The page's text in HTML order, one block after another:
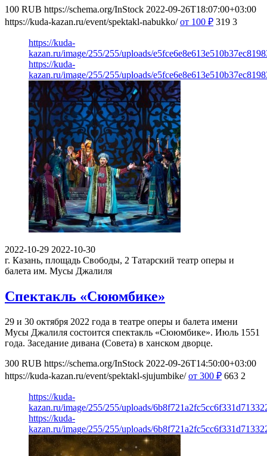
100 RUB https://schema.org/InStock 2022-09-26T18:07:00+03:00
https://kuda-kazan.ru/event/spektakl-nabukko/ от 100 ₽ 319 3
https://kuda-
kazan.ru/image/255/255/uploads/
https://kuda-
kazan.ru/image/255/255/uploads/
2022-10-29 2022-10-30
г. Казань, площадь Свободы, 2 Татарский театр оперы и
балета им. Мусы Джалиля
Спектакль «Сююмбике»
29 и 30 октября 2022 года в театре оперы и балета имени
Мусы Джалиля состоится спектакль «Сююмбике». Июль 1551
года. Заседание дивана (Совета) в ханском дворце.
300 RUB https://schema.org/InStock 2022-09-26T14:50:00+03:00
https://kuda-kazan.ru/event/spektakl-sjujumbike/ от 300 ₽ 663 2
https://kuda-
kazan.ru/image/255/255/uploads/
https://kuda-
kazan.ru/image/255/255/uploads/